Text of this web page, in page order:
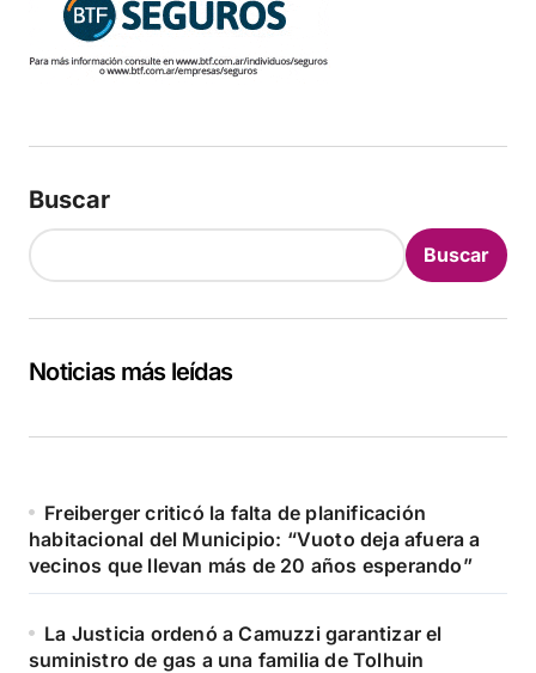
Buscar
Buscar
Noticias más leídas
Freiberger criticó la falta de planificación
habitacional del Municipio: “Vuoto deja afuera a
vecinos que llevan más de 20 años esperando”
La Justicia ordenó a Camuzzi garantizar el
suministro de gas a una familia de Tolhuin